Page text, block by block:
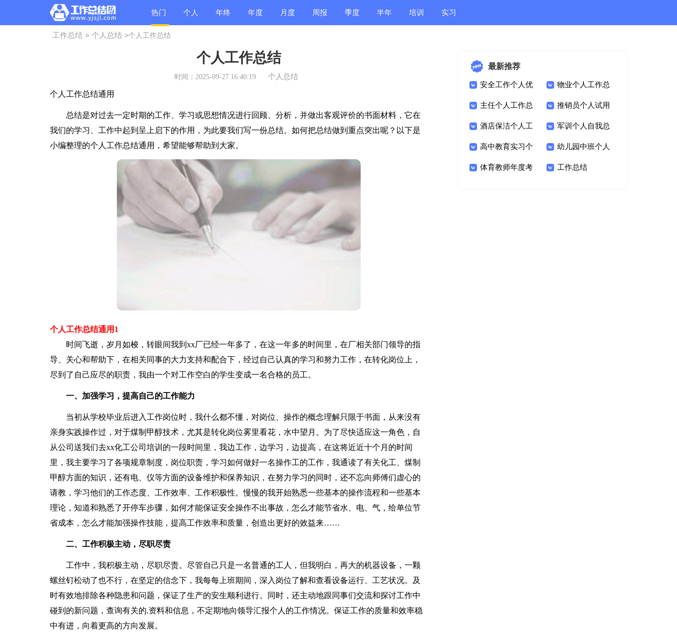
热门
总结
个人 年终 年度 月度 周报 季度 半年 培训 实习
工作总结 > 个人总结 >个人工作总结
个人工作总结
时间：2025-09-27 16:40:19 个人总结
个人工作总结通用
总结是对过去一定时期的工作、学习或思想情况进行回顾、分析，并做出客观评价的书面材料，它在
我们的学习、工作中起到呈上启下的作用，为此要我们写一份总结。如何把总结做到重点突出呢？以下是
小编整理的个人工作总结通用，希望能够帮助到大家。
个人工作总结通用1
时间飞逝，岁月如梭，转眼间我到xx厂已经一年多了，在这一年多的时间里，在厂相关部门领导的指
导、关心和帮助下，在相关同事的大力支持和配合下，经过自己认真的学习和努力工作，在转化岗位上，
尽到了自己应尽的职责，我由一个对工作空白的学生变成一名合格的员工。
一、加强学习，提高自己的工作能力
当初从学校毕业后进入工作岗位时，我什么都不懂，对岗位、操作的概念理解只限于书面，从来没有
亲身实践操作过，对于煤制甲醇技术，尤其是转化岗位雾里看花，水中望月。为了尽快适应这一角色，自
从公司送我们去xx化工公司培训的一段时间里，我边工作，边学习，边提高，在这将近近十个月的时间
里，我主要学习了各项规章制度，岗位职责，学习如何做好一名操作工的工作，我通读了有关化工、煤制
甲醇方面的知识，还有电、仪等方面的设备维护和保养知识，在努力学习的同时，还不忘向师傅们虚心的
请教，学习他们的工作态度、工作效率、工作积极性。慢慢的我开始熟悉一些基本的操作流程和一些基本
理论，知道和熟悉了开停车步骤，如何才能保证安全操作不出事故，怎么才能节省水、电、气，给单位节
省成本，怎么才能加强操作技能，提高工作效率和质量，创造出更好的效益来……
二、工作积极主动，尽职尽责
工作中，我积极主动，尽职尽责。尽管自己只是一名普通的工人，但我明白，再大的机器设备，一颗
螺丝钉松动了也不行，在坚定的信念下，我每每上班期间，深入岗位了解和查看设备运行、工艺状况。及
时有效地排除各种隐患和问题，保证了生产的安生顺利进行。同时，还主动地跟同事们交流和探讨工作中
碰到的新问题，查询有关的.资料和信息，不定期地向领导汇报个人的工作情况。保证工作的质量和效率稳
中有进，向着更高的方向发展。
最新推荐
安全工作个人优
秀总结
物业个人工作总
结
主任个人工作总
结
推销员个人试用
期工作总结
酒店保洁个人工
作总结
军训个人自我总
结
高中教育实习个
人总结
幼儿园中班个人
工作总结
体育教师年度考 工作总结